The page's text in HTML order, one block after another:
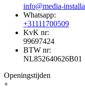
info@media-
Whatsapp:
+31111700509
KvK nr:
99697424
BTW nr:
NL852640626B01
Openingstijden
+